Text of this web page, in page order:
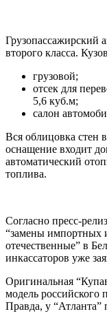
Грузопассажирский
второго класса.
грузовой;
отсек для
5,6 куб.м;
салон
Вся облицовка стен
оснащение входит
автоматический
топлива.
Согласно пресс-
“замены импортных
отечественные” в
инкассаторов уже
Оригинальная
модель российского
Правда, у “Атланта”